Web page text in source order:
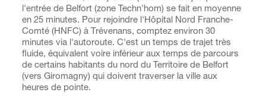
l'entrée de Belfort (zone Techn'hom) se fait en moyenne
en 25 minutes. Pour rejoindre l'Hôpital Nord Franche-
Comté (HNFC) à Trévenans, comptez environ 30
minutes via l'autoroute. C'est un temps de trajet très
fluide, équivalent voire inférieur aux temps de parcours
de certains habitants du nord du Territoire de Belfort
(vers Giromagny) qui doivent traverser la ville aux
heures de pointe.